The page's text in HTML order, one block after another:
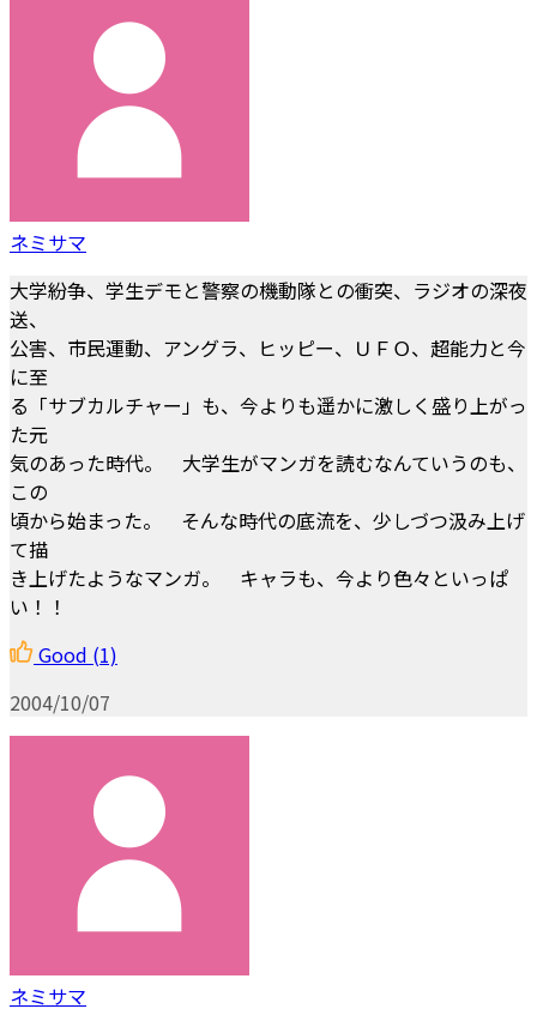
ネミサマ
大学紛争、学生デモと警察の機動隊との衝突、ラジオの深夜
送、
公害、市民運動、アングラ、ヒッピー、ＵＦＯ、超能力と今
に至
る「サブカルチャー」も、今よりも遥かに激しく盛り上がっ
た元
気のあった時代。 大学生がマンガを読むなんていうのも、
この
頃から始まった。 そんな時代の底流を、少しづつ汲み上げ
て描
き上げたようなマンガ。 キャラも、今より色々といっぱ
い！！
Good (1)
2004/10/07
ネミサマ